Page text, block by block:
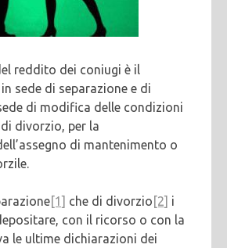
reddito dei coniugi è il
sede di separazione e di
di modifica delle condizioni
divorzio, per la
di mantenimento o
[1] che di divorzio [2] i
con il ricorso o con la
le ultime dichiarazioni dei